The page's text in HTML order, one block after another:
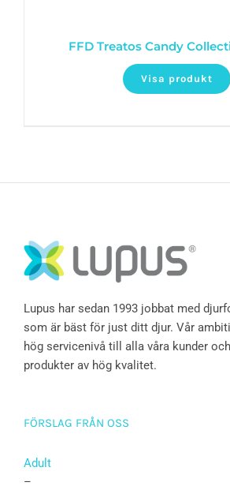
FFD Treatos Candy
Visa produkt
Lupus har sedan 1993 jobbat med
som är bäst för just ditt djur. Vår
hög servicenivå till alla våra kunder
produkter av hög kvalitet.
FÖRSLAG FRÅN OSS
Adult
–